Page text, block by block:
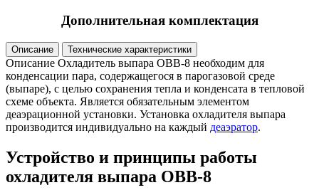
Дополнительная комплектация
Описание Технические характеристики
Описание Охладитель выпара ОВВ-8 необходим для
конденсации пара, содержащегося в парогазовой среде
(выпаре), с целью сохранения тепла и конденсата в тепловой
схеме объекта. Является обязательным элементом
деаэрационной установки. Установка охладителя выпара
производится индивидуально на каждый деаэратор.
Устройство и принципы работы
охладителя выпара ОВВ-8